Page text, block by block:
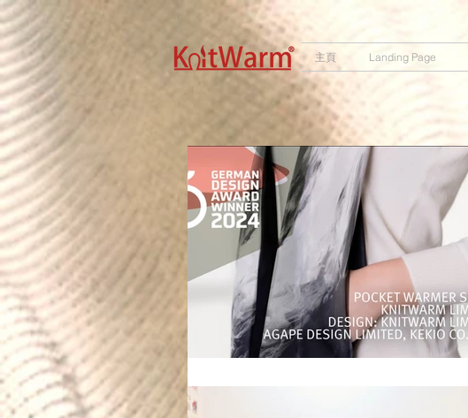
572551280147533 572551280147533 166985120552283 242382724095172
主頁 Landing Page